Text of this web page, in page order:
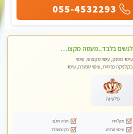
055-4532293
לנשים בלבד..מעסה מקצועי לנשים בלבד לעיסוי מרגיע ומפנק VIP-מומלץ לחלוטין! פרטי! ​​​​​​
עיסוי מפנק, עיסוי מקצועי, עיסוי
בקלניקה פרטית, עיסוי טנטרה, עיסוי
פלטינה
מקלחת
חניה חינם
עיסוי מרגיע
נקי ומסודר